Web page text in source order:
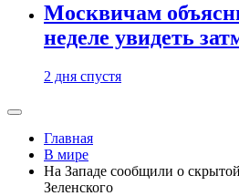
Москвичам
неделе увидеть
2 дня спустя
Главная
В мире
На Западе сообщили о
Зеленского